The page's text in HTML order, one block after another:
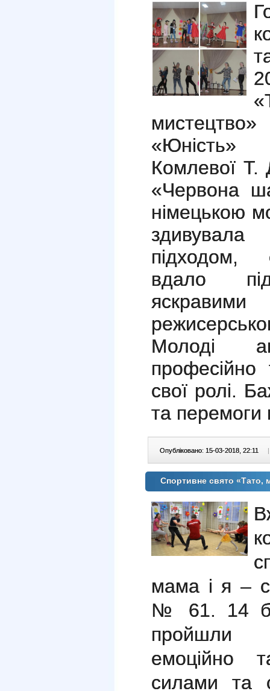
мистецтво»
«Юність»
Комлевої Т.
«Червона
німецькою
підходом,
вдало
Молоді
свої ролі.
та перемоги
Опубліковано: 15-03-2018, 22:11 |
Спортивне свято «Тато,
мама і я –
№ 61. 14
пройшли
емоційно
силами та